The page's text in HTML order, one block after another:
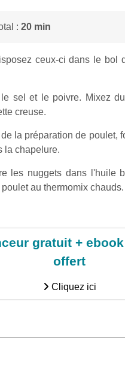
: 20 min
ceux-ci dans le bol
sel et le poivre. Mixez
creuse.
la préparation de poulet,
la chapelure.
les nuggets dans l'huile
au thermomix chauds.
gratuit +
offert
Cliquez ici